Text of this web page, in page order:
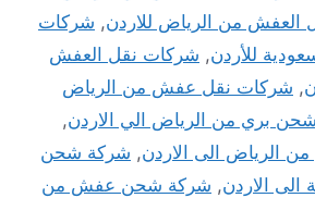
العفش من الرياض للاردن, شركات
للأردن, شركات نقل العفش
, شركات نقل عفش من الرياض
بري من الرياض الي الاردن,
الى الاردن, شركة شحن
الاردن, شركة شحن عفش من